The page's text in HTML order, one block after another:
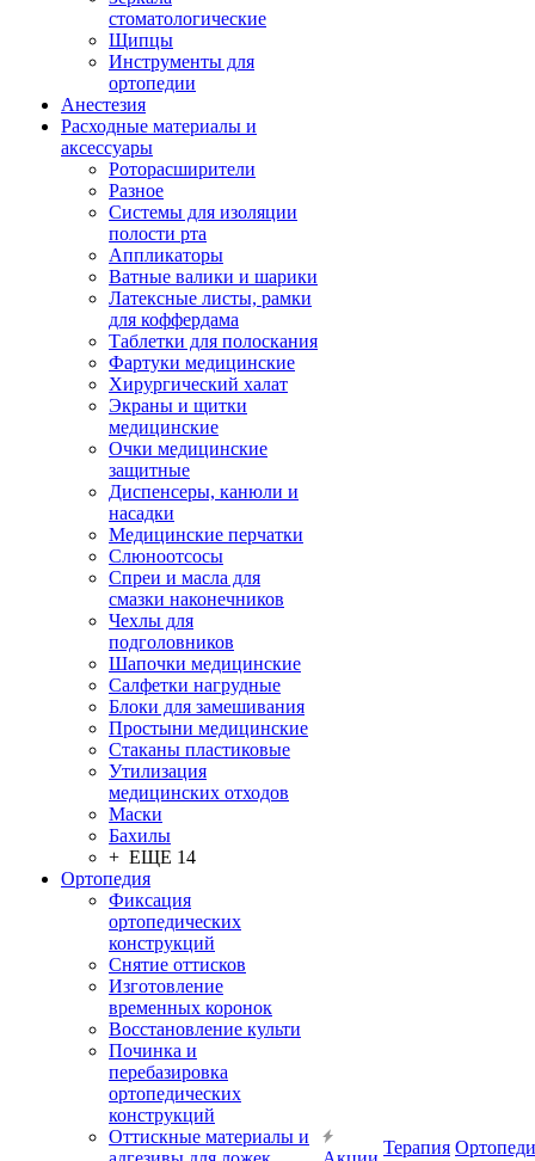
стоматологические
Щипцы
Инструменты для
ортопедии
Анестезия
Расходные материалы и
аксессуары
Роторасширители
Разное
Системы для изоляции
полости рта
Аппликаторы
Ватные валики и шарики
Латексные листы, рамки
для коффердама
Таблетки для полоскания
Фартуки медицинские
Хирургический халат
Экраны и щитки
медицинские
Очки медицинские
защитные
Диспенсеры, канюли и
насадки
Медицинские перчатки
Слюноотсосы
Спреи и масла для
смазки наконечников
Чехлы для
подголовников
Шапочки медицинские
Салфетки нагрудные
Блоки для замешивания
Простыни медицинские
Стаканы пластиковые
Утилизация
медицинских отходов
Маски
Бахилы
+ ЕЩЕ 14
Ортопедия
Фиксация
ортопедических
конструкций
Снятие оттисков
Изготовление
временных коронок
Восстановление культи
Починка и
перебазировка
ортопедических
конструкций
Оттискные материалы и
Терапия